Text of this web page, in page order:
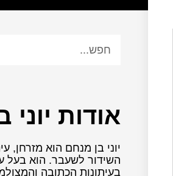
אודות
יוני בן מנחם הוא מזרחן,
השידור לשעבר. הוא בעל
בעיתונות הכתובה